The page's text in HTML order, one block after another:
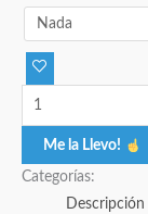
Me la Llevo!
Categorías:
Descripción